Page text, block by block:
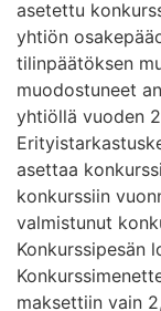
asetettu
yhtiön
tilinpäätöksen
muodostuneet
yhtiöllä vuoden
asettaa
konkurssiin
valmistunut
Konkurssipesän
maksettiin vain